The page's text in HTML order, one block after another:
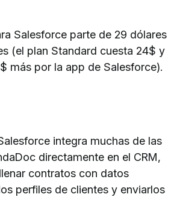
Salesforce parte de 29 dólares
(el plan Standard cuesta 24$ y
más por la app de Salesforce).
integra muchas de las
directamente en el CRM,
contratos con datos
perfiles de clientes y enviarlos